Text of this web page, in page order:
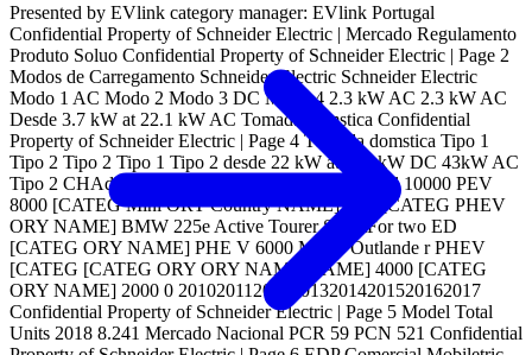
Presented by EVlink category manager: EVlink Portugal
Confidential Property of Schneider Electric | Mercado Regulamento
Produto Soluo Confidential Property of Schneider Electric | Page 2
Modos de Carregamento Schneider Electric Schneider Electric
Modo 1 AC Modo 2 Modo 3 DC Modo 4 2.3 kW AC 2.3 kW AC
Desde 3.7 kW at 22.1 kW AC Tomada domstica Confidential
Property of Schneider Electric | Page 4 Tomada domstica Tipo 1
Tipo 2 Tipo 2 Tipo 1 Tipo 2 desde 22 kW at 350 kW DC 43kW AC
Tipo 2 CHAdeMO CCS Combo Mercado Nacional 10000 PEV
8000 [CATEG Mini ORY Country NAME] man [CATEG PHEV
ORY NAME] BMW 225e Active Tourer SmartFor two ED
[CATEG ORY NAME] PHE V 6000 Mitsu. Outlande r PHEV
[CATEG [CATEG ORY ORY NAME]NAME] 4000 [CATEG
ORY NAME] 2000 0 20102011201220132014201520162017
Confidential Property of Schneider Electric | Page 5 Model Total
Units 2018 8.241 Mercado Nacional PCR 59 PCN 521 Confidential